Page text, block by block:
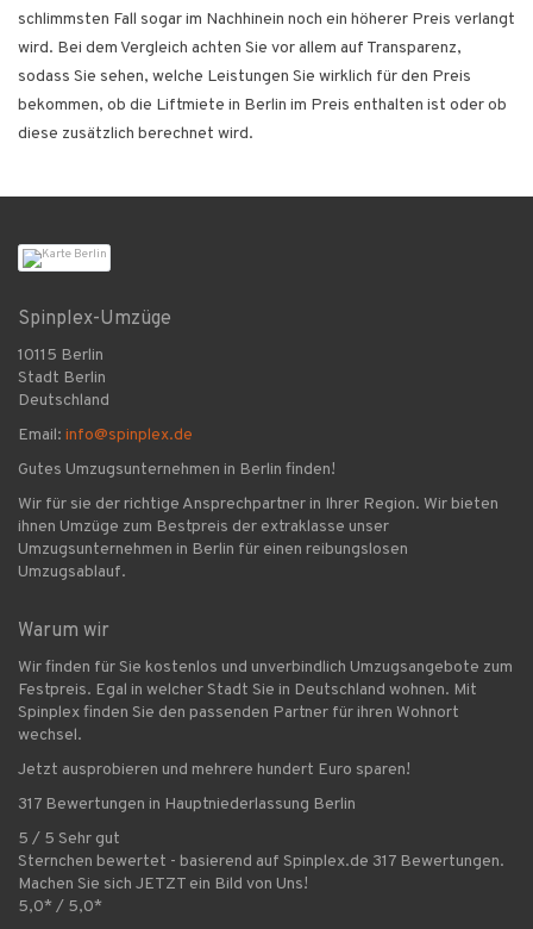
schlimmsten Fall sogar im Nachhinein noch ein höherer Preis verlangt
wird. Bei dem Vergleich achten Sie vor allem auf Transparenz,
sodass Sie sehen, welche Leistungen Sie wirklich für den Preis
bekommen, ob die Liftmiete in Berlin im Preis enthalten ist oder ob
diese zusätzlich berechnet wird.
Spinplex-Umzüge
10115 Berlin
Stadt Berlin
Deutschland
Email: info@spinplex.de
Gutes Umzugsunternehmen in Berlin finden!
Wir für sie der richtige Ansprechpartner in Ihrer Region. Wir bieten
ihnen Umzüge zum Bestpreis der extraklasse unser
Umzugsunternehmen in Berlin für einen reibungslosen
Umzugsablauf.
Warum wir
Wir finden für Sie kostenlos und unverbindlich Umzugsangebote zum
Festpreis. Egal in welcher Stadt Sie in Deutschland wohnen. Mit
Spinplex finden Sie den passenden Partner für ihren Wohnort
wechsel.
Jetzt ausprobieren und mehrere hundert Euro sparen!
317 Bewertungen in Hauptniederlassung Berlin
5 / 5 Sehr gut
Sternchen bewertet - basierend auf Spinplex.de 317 Bewertungen.
Machen Sie sich JETZT ein Bild von Uns!
5,0* / 5,0*